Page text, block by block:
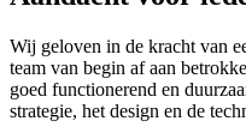
Wij geloven in de kracht van
team van begin af aan
goed functionerend en
strategie, het design en de